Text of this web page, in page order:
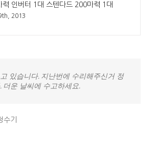
력 인버터 1대 스텐다드 200마력 1대
2013
있습니다. 지난번에 수리해주신거 정
더운 날씨에 수고하세요.
수기